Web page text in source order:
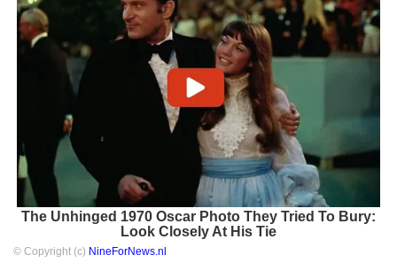
The Unhinged 1970 Oscar Photo They Tried To Bury:
Look Closely At His Tie
© Copyright (c) NineForNews.nl